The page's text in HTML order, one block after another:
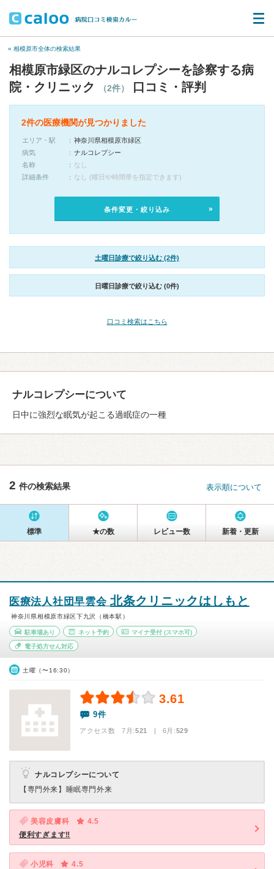
« 相模原市全体の検索結果
相模原市緑区のナルコレプシーを診察する病
院・クリニック
（2件） 口コミ・評判
2件の医療機関が見つかりました
エリア・駅
神奈川県相模原市緑区
病気
ナルコレプシー
名称
なし
詳細条件
なし (曜日や時間帯を指定できます)
条件変更・絞り込み
土曜日診療で絞り込む (2件)
日曜日診療で絞り込む (0件)
口コミ検索はこちら
ナルコレプシーについて
日中に強烈な眠気が起こる過眠症の一種
2 件の検索結果 表示順について
標準 ★の数 レビュー数 新着・更新
医療法人社団早雲会 北条クリニックはしもと
神奈川県相模原市緑区下九沢（橋本駅）
駐車場あり ネット予約 マイナ受付 (スマホ可)
電子処方せん対応
土曜（〜16:30）
3.61
9件
アクセス数 7月:521 | 6月:529
ナルコレプシーについて
【専門外来】 睡眠専門外来
美容皮膚科
4.5
便利すぎます‼
小児科
4.5